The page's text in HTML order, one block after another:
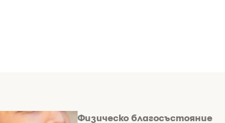
Физическо благосъстояние